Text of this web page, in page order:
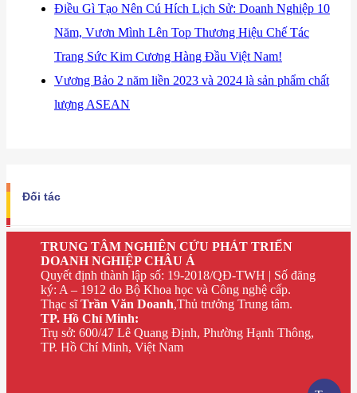
Điều Gì Tạo Nên Cú Hích Lịch Sử: Doanh Nghiệp 10
Năm, Vươn Mình Lên Top Thương Hiệu Chế Tác
Trang Sức Kim Cương Hàng Đầu Việt Nam!
Vương Bảo 2 năm liền 2023 và 2024 là sản phẩm chất
lượng ASEAN
Đối tác
TRUNG TÂM NGHIÊN CỨU PHÁT TRIỂN
DOANH NGHIỆP CHÂU Á
Quyết định thành lập số: 19-2018/QĐ-TWH | Số đăng
ký: A – 1912 do Bộ Khoa học và Công nghệ cấp.
Thạc sĩTrần Văn Doanh,Thủ trưởng Trung tâm.
TP. Hồ Chí Minh:
Trụ sở: 600/47 Lê Quang Định, Phường Hạnh Thông,
TP. Hồ Chí Minh, Việt Nam